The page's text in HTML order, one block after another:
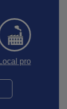
Local pro